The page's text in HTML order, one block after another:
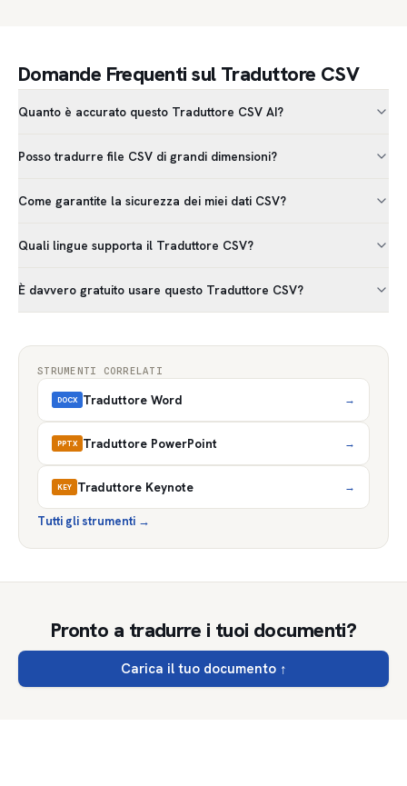
Domande Frequenti sul Traduttore CSV
Quanto è accurato questo Traduttore CSV AI?
Posso tradurre file CSV di grandi dimensioni?
Come garantite la sicurezza dei miei dati CSV?
Quali lingue supporta il Traduttore CSV?
È davvero gratuito usare questo Traduttore CSV?
STRUMENTI CORRELATI
DOCX Traduttore Word →
PPTX Traduttore PowerPoint →
KEY Traduttore Keynote →
Tutti gli strumenti →
Pronto a tradurre i tuoi documenti?
Carica il tuo documento↑